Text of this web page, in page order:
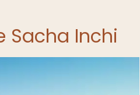
Sacha Inchi